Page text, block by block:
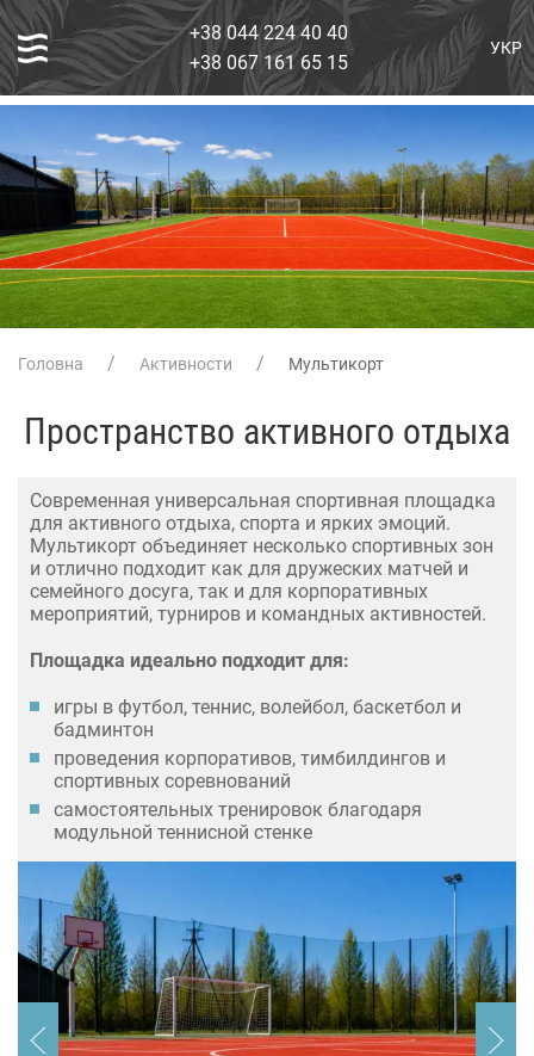
+38 044 224 40 40
+38 067 161 65 15
УКР
Головна Активности Мультикорт
Пространство активного отдыха
Современная универсальная спортивная площадка
для активного отдыха, спорта и ярких эмоций.
Мультикорт объединяет несколько спортивных зон
и отлично подходит как для дружеских матчей и
семейного досуга, так и для корпоративных
мероприятий, турниров и командных активностей.
Площадка идеально подходит для:
игры в футбол, теннис, волейбол, баскетбол и
бадминтон
проведения корпоративов, тимбилдингов и
спортивных соревнований
самостоятельных тренировок благодаря
модульной теннисной стенке